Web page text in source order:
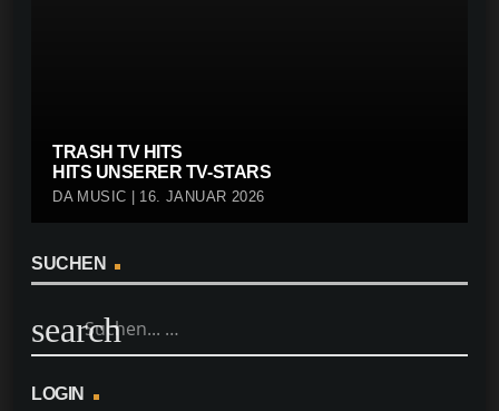
TRASH TV HITS
HITS UNSERER TV-STARS
DA MUSIC | 16. JANUAR 2026
SUCHEN
search
LOGIN